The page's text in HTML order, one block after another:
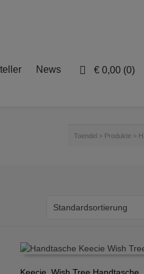
€ 0,00 (0)
News
Toendel > Produkte >